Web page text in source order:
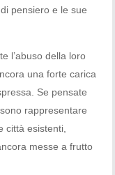
pensiero e le sue
l’abuso della loro
una forte carica
Se pensate
rappresentare
città esistenti,
messe a frutto